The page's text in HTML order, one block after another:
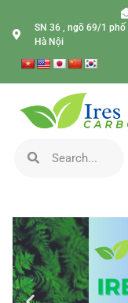
SN 36 , ngõ 69/1 phố
Hà Nội